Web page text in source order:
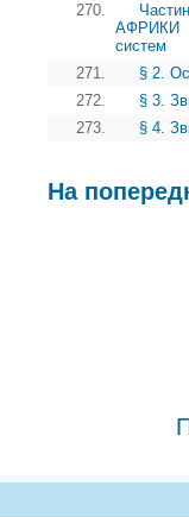
270.
АФРИКИ
систем
271.
§ 2.
272.
§ 3.
273.
§ 4.
На